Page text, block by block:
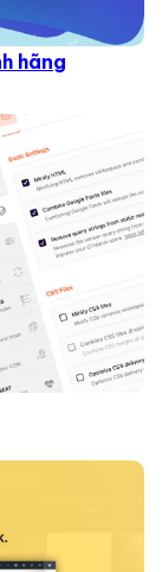
hãng